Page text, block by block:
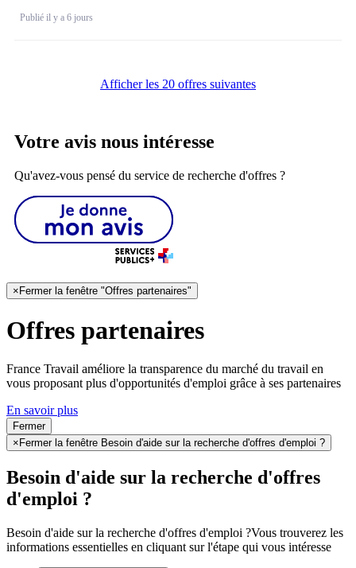
Publié il y a 6 jours
Afficher les 20 offres suivantes
Votre avis nous intéresse
Qu'avez-vous pensé du service de recherche d'offres ?
×Fermer la fenêtre "Offres partenaires"
Offres partenaires
France Travail améliore la transparence du marché du travail en
vous proposant plus d'opportunités d'emploi grâce à ses partenaires
En savoir plus
Fermer
× Fermer la fenêtre Besoin d'aide sur la recherche d'offres d'emploi ?
Besoin d'aide sur la recherche d'offres
d'emploi ?
Besoin d'aide sur la recherche d'offres d'emploi ?Vous trouverez les
informations essentielles en cliquant sur l'étape qui vous intéresse